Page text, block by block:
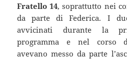
Fratello 14, soprattutto nei
da parte di Federica. I
avvicinati durante la
programma e nel corso
avevano messo da parte